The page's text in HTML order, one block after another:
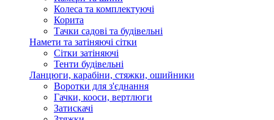
Колеса та комплектуючі
Корита
Тачки садові та будівельні
Намети та затіняючі сітки
Сітки затіняючі
Тенти будівельні
Ланцюги, карабіни, стяжки, ошийники
Воротки для з'єднання
Гачки, кооси, вертлюги
Затискачі